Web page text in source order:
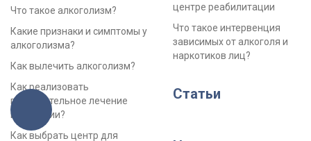
Что такое алкоголизм?
Какие признаки и симптомы у
алкоголизма?
Как вылечить алкоголизм?
Как реализовать
принудительное лечение
игромании?
Как выбрать центр для
центре реабилитации
Что такое интервенция
зависимых от алкоголя и
наркотиков лиц?
Статьи